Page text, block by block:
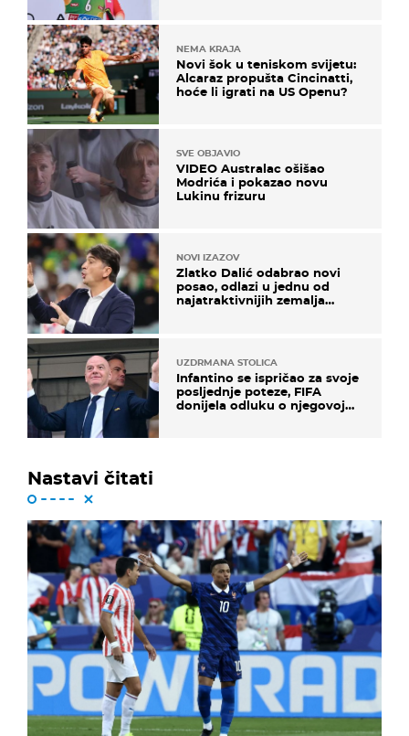
NEMA KRAJA
Novi šok u teniskom svijetu:
Alcaraz propušta Cincinatti,
hoće li igrati na US Openu?
SVE OBJAVIO
VIDEO Australac ošišao
Modrića i pokazao novu
Lukinu frizuru
NOVI IZAZOV
Zlatko Dalić odabrao novi
posao, odlazi u jednu od
najatraktivnijih zemalja
UZDRMANA STOLICA
Infantino se ispričao za svoje
posljednje poteze, FIFA
donijela odluku o njegovoj
Nastavi čitati